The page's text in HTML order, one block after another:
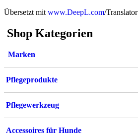
Übersetzt mit www.DeepL.com/Translator
Shop Kategorien
Marken
Pflegeprodukte
Pflegewerkzeug
Accessoires für Hunde